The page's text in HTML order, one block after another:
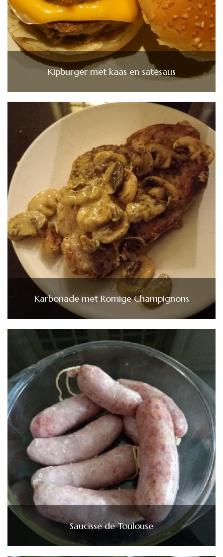
Kipburger met kaas en satésaus
Karbonade met Romige Champignons
Saucisse de Toulouse